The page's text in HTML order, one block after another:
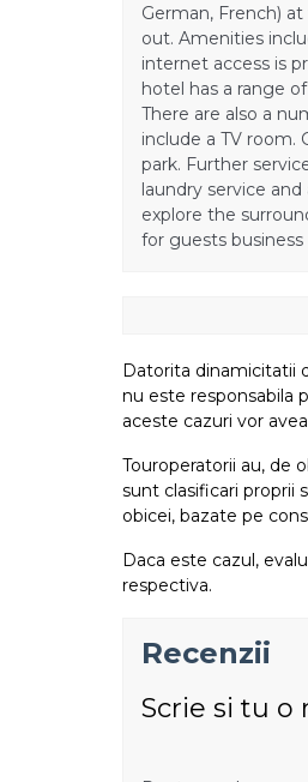
German, French)
out. Amenities
internet access is
hotel has a range
There are also a
include a TV room.
park. Further
laundry service
explore the
for guests
Datorita dinamicitatii
nu este responsabila
aceste cazuri vor
Touroperatorii au, de
sunt clasificari proprii
obicei, bazate pe
Daca este cazul,
respectiva.
Recenzii
Scrie si tu o